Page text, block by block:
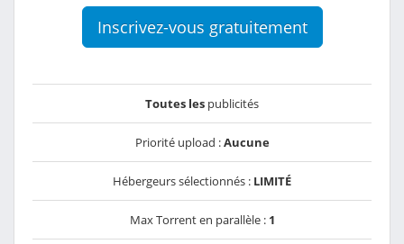
Inscrivez-vous gratuitement
Toutes les publicités
Priorité upload :Aucune
Hébergeurs sélectionnés : LIMITÉ
Max Torrent en parallèle : 1